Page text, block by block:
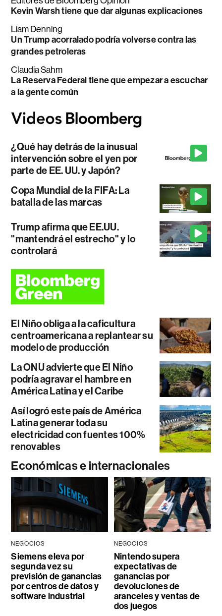
Kevin Warsh tiene que dar algunas explicaciones
Liam Denning
Un Trump acorralado podría volverse contra las
grandes petroleras
Claudia Sahm
La Reserva Federal tiene que empezar a escuchar
a la gente común
¿Qué hay detrás de la inusual
intervención sobre el yen por
parte de EE. UU. y Japón?
Copa Mundial de la FIFA: La
batalla de las marcas
Trump afirma que EE.UU.
"mantendrá el estrecho" y lo
controlará
El Niño obliga a la caficultura
centroamericana a replantear su
modelo de producción
La ONU advierte que El Niño
podría agravar el hambre en
América Latina y el Caribe
Así logró este país de América
Latina generar toda su
electricidad con fuentes 100%
renovables
Económicas e internacionales
NEGOCIOS
Siemens eleva por
segunda vez su
previsión de ganancias
por centros de datos y
software industrial
NEGOCIOS
Nintendo supera
expectativas de
ganancias por
devoluciones de
aranceles y ventas de
dos juegos